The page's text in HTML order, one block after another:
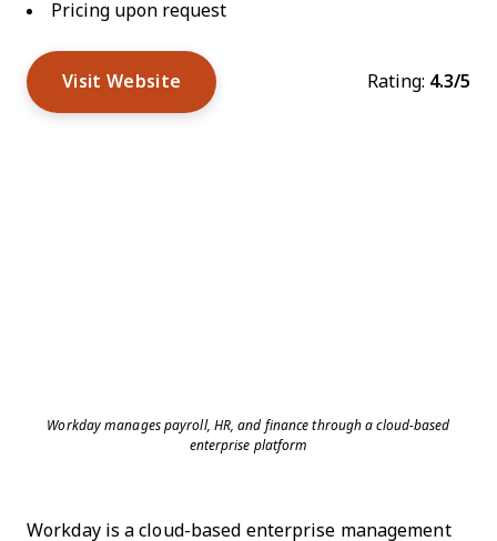
Pricing upon request
Visit Website Rating: 4.3/5
Workday manages payroll, HR, and finance through a cloud-based
enterprise platform
Workday is a cloud-based enterprise management